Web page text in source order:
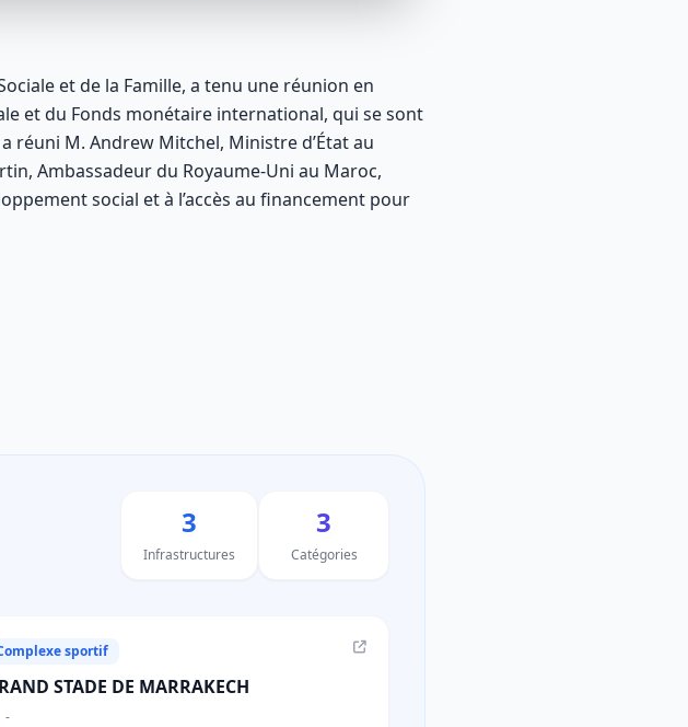
et de la Famille, a tenu une réunion en
et du Fonds monétaire international, qui se sont
réuni M. Andrew Mitchel, Ministre d’État au
Ambassadeur du Royaume-Uni au Maroc,
social et à l’accès au financement pour
3
Infrastructures
3
Catégories
sportif
STADE DE MARRAKECH
-